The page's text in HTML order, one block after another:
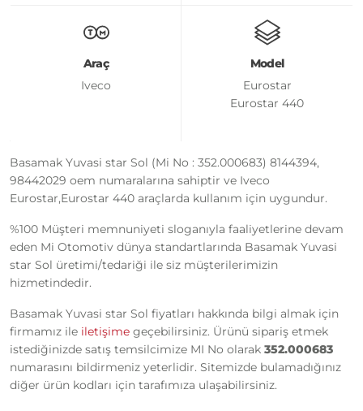
Araç
Iveco
Model
Eurostar
Eurostar 440
Basamak Yuvasi star Sol (Mi No : 352.000683) 8144394,
98442029 oem numaralarına sahiptir ve Iveco
Eurostar,Eurostar 440 araçlarda kullanım için uygundur.
%100 Müşteri memnuniyeti sloganıyla faaliyetlerine devam
eden Mi Otomotiv dünya standartlarında Basamak Yuvasi
star Sol üretimi/tedariği ile siz müşterilerimizin
hizmetindedir.
Basamak Yuvasi star Sol fiyatları hakkında bilgi almak için
firmamız ile iletişime geçebilirsiniz. Ürünü sipariş etmek
istediğinizde satış temsilcimize MI No olarak 352.000683
numarasını bildirmeniz yeterlidir. Sitemizde bulamadığınız
diğer ürün kodları için tarafımıza ulaşabilirsiniz.